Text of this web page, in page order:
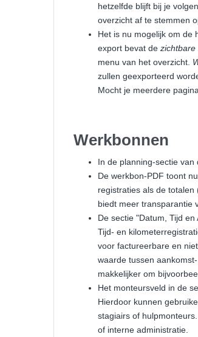
hetzelfde blijft bij je
overzicht af te stemmen
Het is nu mogelijk om de
export bevat de zichtbare
menu van het overzicht.
zullen geexporteerd
Mocht je meerdere
Werkbonnen
In de planning-sectie
De werkbon-PDF toont
registraties als de
biedt meer transparantie
De sectie "Datum, Tijd
Tijd- en
voor factureerbare en
waarde tussen
makkelijker om
Het monteursveld in de
Hierdoor kunnen
stagiairs of
of interne administratie.